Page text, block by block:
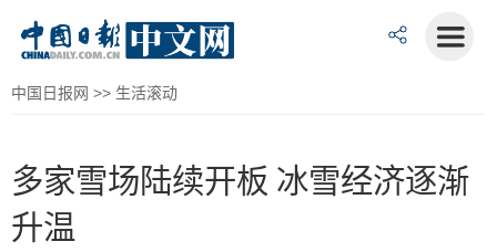
中国日报网 >> 生活滚动
多家雪场陆续开板 冰雪经济逐渐
升温